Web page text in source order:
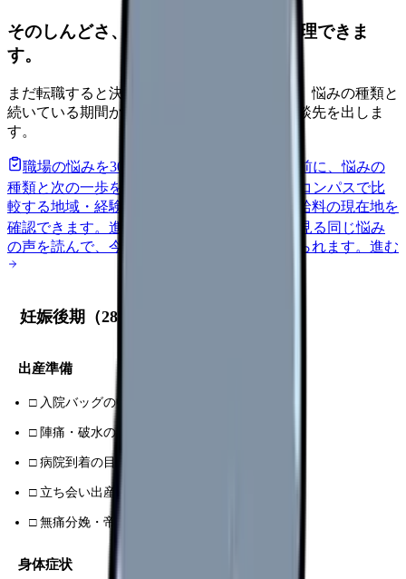
そのしんどさ、転職すべきサインか整理できま
す。
まだ転職すると決めていなくても大丈夫です。悩みの種類と
続いている期間から、次に見るべき記事と相談先を出しま
す。
職場の悩みを30秒で診断
辞めるべきか迷う前に、悩みの
種類と次の一歩を整理します。
給料コンパスで比
較する地域・経験年数・施設形態から、今の給料の現在地を
確認できます。 進む 匿名掲示板で本音を見る 同じ悩み
の声を読んで、今の職場だけの問題か確かめられます。 進む
妊娠後期（28 週～）で聞くこと
出産準備
□ 入院バッグの中身
□ 陣痛・破水の見分け方
□ 病院到着の目安（陣痛間隔）
□ 立ち会い出産の希望
□ 無痛分娩・帝王切開の事前説明
身体症状